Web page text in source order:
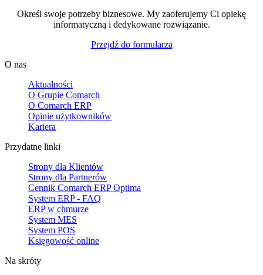
Określ swoje potrzeby biznesowe. My zaoferujemy Ci opiekę
informatyczną i dedykowane rozwiązanie.
Przejdź do formularza
O nas
Aktualności
O Grupie Comarch
O Comarch ERP
Opinie użytkowników
Kariera
Przydatne linki
Strony dla Klientów
Strony dla Partnerów
Cennik Comarch ERP Optima
System ERP - FAQ
ERP w chmurze
System MES
System POS
Księgowość online
Na skróty